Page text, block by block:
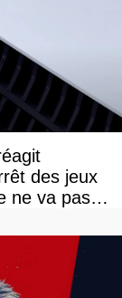
des jeux
ne va pas